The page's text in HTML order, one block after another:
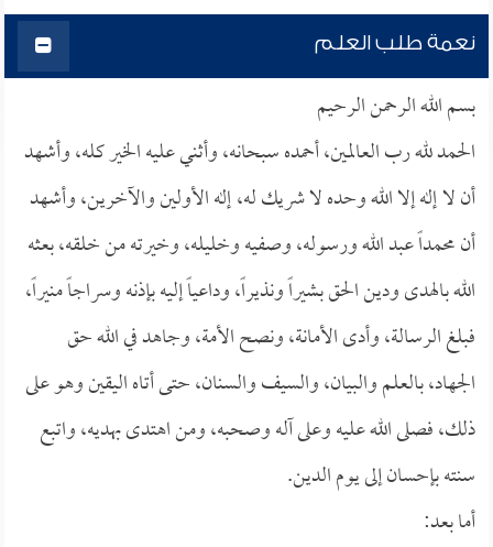
نعمة طلب العلم
بسم الله الرحمن الرحيم
الحمد لله رب العالمين، أحمده سبحانه، وأثني عليه الخير كله، وأشهد
أن لا إله إلا الله وحده لا شريك له، إله الأولين والآخرين، وأشهد
أن محمداً عبد الله ورسوله، وصفيه وخليله، وخيرته من خلقه، بعثه
الله بالهدى ودين الحق بشيراً ونذيراً، وداعياً إليه بإذنه وسراجاً منيراً،
فبلغ الرسالة، وأدى الأمانة، ونصح الأمة، وجاهد في الله حق
الجهاد، بالعلم والبيان، والسيف والسنان، حتى أتاه اليقين وهو على
ذلك، فصلى الله عليه وعلى آله وصحبه، ومن اهتدى بهديه، واتبع
سنته بإحسان إلى يوم الدين.
أما بعد: